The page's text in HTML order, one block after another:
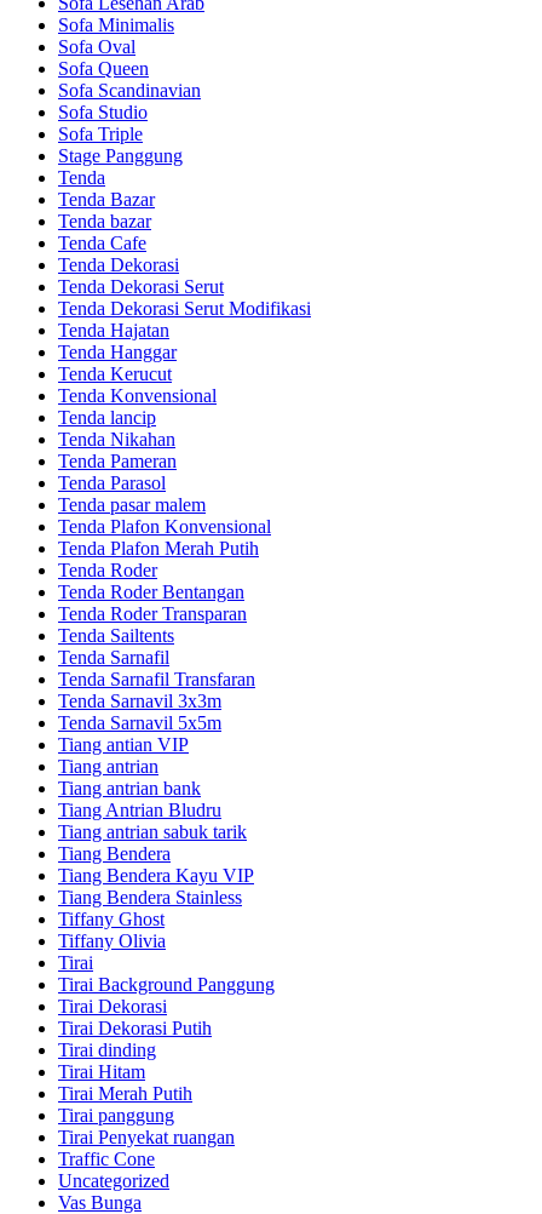
Sofa Minimalis
Sofa Oval
Sofa Queen
Sofa Scandinavian
Sofa Studio
Sofa Triple
Stage Panggung
Tenda
Tenda Bazar
Tenda bazar
Tenda Cafe
Tenda Dekorasi
Tenda Dekorasi Serut
Tenda Dekorasi Serut Modifikasi
Tenda Hajatan
Tenda Hanggar
Tenda Kerucut
Tenda Konvensional
Tenda lancip
Tenda Nikahan
Tenda Pameran
Tenda Parasol
Tenda pasar malem
Tenda Plafon Konvensional
Tenda Plafon Merah Putih
Tenda Roder
Tenda Roder Bentangan
Tenda Roder Transparan
Tenda Sailtents
Tenda Sarnafil
Tenda Sarnafil Transfaran
Tenda Sarnavil 3x3m
Tenda Sarnavil 5x5m
Tiang antian VIP
Tiang antrian
Tiang antrian bank
Tiang Antrian Bludru
Tiang antrian sabuk tarik
Tiang Bendera
Tiang Bendera Kayu VIP
Tiang Bendera Stainless
Tiffany Ghost
Tiffany Olivia
Tirai
Tirai Background Panggung
Tirai Dekorasi
Tirai Dekorasi Putih
Tirai dinding
Tirai Hitam
Tirai Merah Putih
Tirai panggung
Tirai Penyekat ruangan
Traffic Cone
Uncategorized
Vas Bunga